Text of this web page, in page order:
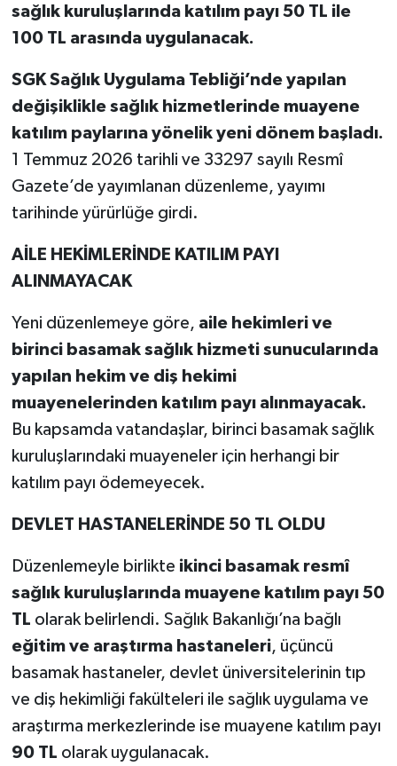
sağlık kuruluşlarında katılım payı 50 TL ile
100 TL arasında uygulanacak.
SGK Sağlık Uygulama Tebliği’nde yapılan
değişiklikle sağlık hizmetlerinde muayene
katılım paylarına yönelik yeni dönem başladı.
1 Temmuz 2026 tarihli ve 33297 sayılı Resmî
Gazete’de yayımlanan düzenleme, yayımı
tarihinde yürürlüğe girdi.
AİLE HEKİMLERİNDE KATILIM PAYI
ALINMAYACAK
Yeni düzenlemeye göre, aile hekimleri ve
birinci basamak sağlık hizmeti sunucularında
yapılan hekim ve diş hekimi
muayenelerinden katılım payı alınmayacak.
Bu kapsamda vatandaşlar, birinci basamak sağlık
kuruluşlarındaki muayeneler için herhangi bir
katılım payı ödemeyecek.
DEVLET HASTANELERİNDE 50 TL OLDU
Düzenlemeyle birlikte ikinci basamak resmî
sağlık kuruluşlarında muayene katılım payı 50
TL olarak belirlendi. Sağlık Bakanlığı’na bağlı
eğitim ve araştırma hastaneleri, üçüncü
basamak hastaneler, devlet üniversitelerinin tıp
ve diş hekimliği fakülteleri ile sağlık uygulama ve
araştırma merkezlerinde ise muayene katılım payı
90 TL olarak uygulanacak.
Vefat Haberleri
Yaşam